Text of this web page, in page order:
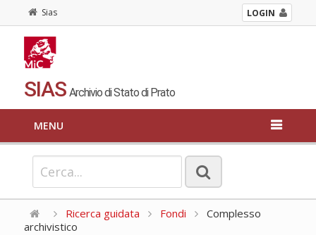
Sias LOGIN
SIAS Archivio di Stato di Prato
MENU
Ricerca guidata Fondi
Complesso
archivistico